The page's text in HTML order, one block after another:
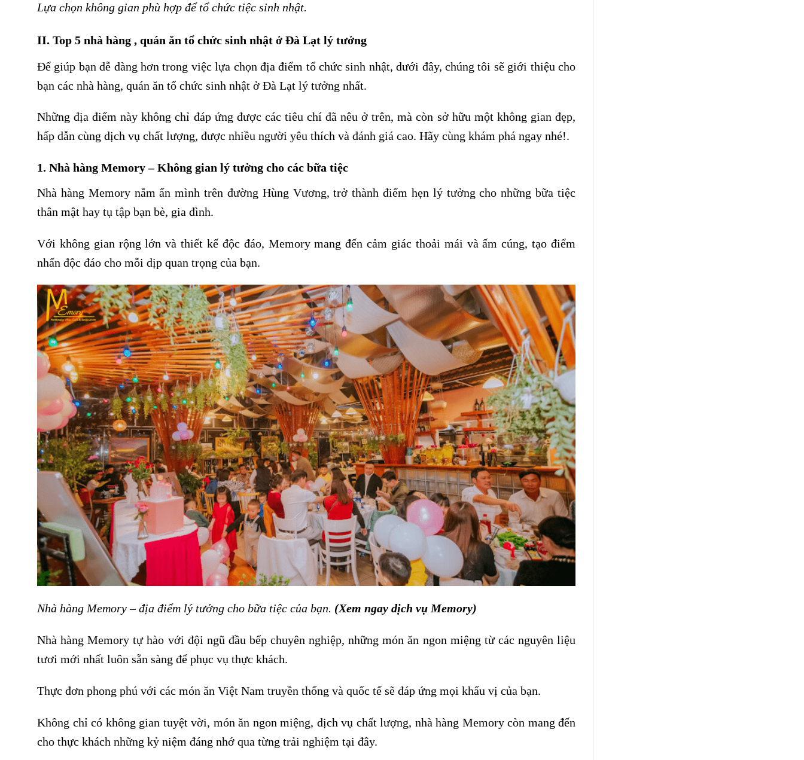
Lựa chọn không gian phù hợp để tổ chức tiệc sinh nhật.
II. Top 5 nhà hàng , quán ăn tổ chức sinh nhật ở Đà Lạt lý tưởng
Để giúp bạn dễ dàng hơn trong việc lựa chọn địa điểm tổ chức sinh nhật, dưới đây, chúng tôi sẽ giới thiệu cho
bạn các nhà hàng, quán ăn tổ chức sinh nhật ở Đà Lạt lý tưởng nhất.
Những địa điểm này không chỉ đáp ứng được các tiêu chí đã nêu ở trên, mà còn sở hữu một không gian đẹp,
hấp dẫn cùng dịch vụ chất lượng, được nhiều người yêu thích và đánh giá cao. Hãy cùng khám phá ngay nhé!.
1. Nhà hàng Memory – Không gian lý tưởng cho các bữa tiệc
Nhà hàng Memory nằm ẩn mình trên đường Hùng Vương, trở thành điểm hẹn lý tưởng cho những bữa tiệc
thân mật hay tụ tập bạn bè, gia đình.
Với không gian rộng lớn và thiết kế độc đáo, Memory mang đến cảm giác thoải mái và ấm cúng, tạo điểm
nhấn độc đáo cho mỗi dịp quan trọng của bạn.
Nhà hàng Memory – địa điểm lý tưởng cho bữa tiệc của bạn. (Xem ngay dịch vụ Memory)
Nhà hàng Memory tự hào với đội ngũ đầu bếp chuyên nghiệp, những món ăn ngon miệng từ các nguyên liệu
tươi mới nhất luôn sẵn sàng để phục vụ thực khách.
Thực đơn phong phú với các món ăn Việt Nam truyền thống và quốc tế sẽ đáp ứng mọi khẩu vị của bạn.
Không chỉ có không gian tuyệt vời, món ăn ngon miệng, dịch vụ chất lượng, nhà hàng Memory còn mang đến
cho thực khách những kỷ niệm đáng nhớ qua từng trải nghiệm tại đây.